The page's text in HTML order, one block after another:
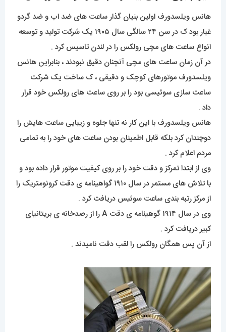
هانس ویلسدورف اولین بنیان گذار ساعت های ضد اب و ضد گردو
غبار بود ک در سن ۲۴ سالگی سال ۱۹۰۵ یک شرکت تولید و توسعه
انواع ساعت های مچی رولکس را در لندن تاسیس کرد .
در آن زمان ساعت های مچی آنچنان دقیق نبودند ، بنابراین هانس
ویلسدورف موتورهای کوچک و دقیقی ، ک ساخت یک شرکت
ساعت سازی سوئیسی بود را بر روی ساعت های رولکس خود قرار
داد .
هانس ویلسدورف با این کار نه تنها جلوه و زیبایی ساعت هایش را
دوچندان کرد بلکه قابل اطمینان بودن ساعت های خود را به تمامی
مردم اعلام کرد .
وی از ابتدا تمرکز و دقت خود را بر روی کیفیت موتور قرار داده بود و
با تلاش های مستمر در سال ۱۹۱۰ گواهینامه ی دقت کرونومتریک را
از مرکز رتبه بندی ساعت سوئیس دریافت کرد .
وی در سال ۱۹۱۴ گوهینامه ی دقت A را از رصدخانه ی بریتانیای
کبیر دریافت کرد .
از آن پس همگان رولکس را لقب دقت نامیدند .